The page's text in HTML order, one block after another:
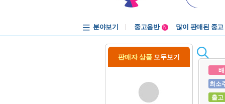
분야보기
중고음반
중고음반
N 많이 판매된 중고
판매자 상품 모두보기
최소
출